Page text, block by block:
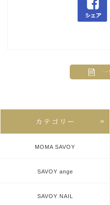
MOMA SAVOY
SAVOY ange
SAVOY NAIL